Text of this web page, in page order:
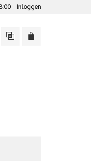
Inloggen